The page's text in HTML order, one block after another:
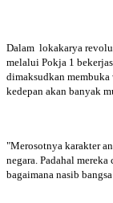
Dalam lokakarya
melalui Pokja 1
dimaksudkan membuka
kedepan akan banyak
"Merosotnya karakter
negara. Padahal
bagaimana nasib